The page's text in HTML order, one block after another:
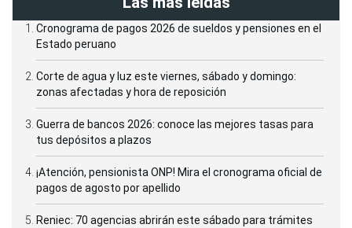
Cronograma de pagos 2026 de sueldos y pensiones en el
Estado peruano
Corte de agua y luz este viernes, sábado y domingo:
zonas afectadas y hora de reposición
Guerra de bancos 2026: conoce las mejores tasas para
tus depósitos a plazos
¡Atención, pensionista ONP! Mira el cronograma oficial de
pagos de agosto por apellido
Reniec: 70 agencias abrirán este sábado para trámites